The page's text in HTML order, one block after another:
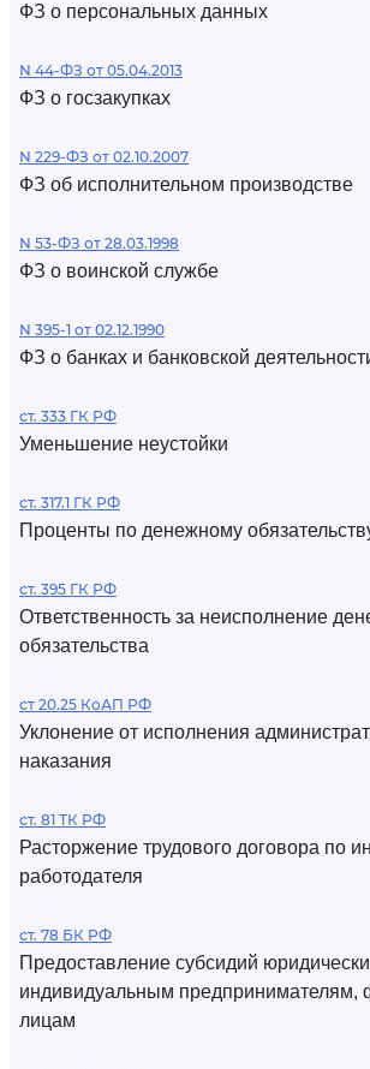
ФЗ о персональных данных
N 44-ФЗ от 05.04.2013
ФЗ о госзакупках
N 229-ФЗ от 02.10.2007
ФЗ об исполнительном производстве
N 53-ФЗ от 28.03.1998
ФЗ о воинской службе
N 395-1 от 02.12.1990
ФЗ о банках и банковской
ст. 333 ГК РФ
Уменьшение неустойки
ст. 317.1 ГК РФ
Проценты по денежному
ст. 395 ГК РФ
Ответственность за неисполнение
обязательства
ст 20.25 КоАП РФ
Уклонение от исполнения
наказания
ст. 81 ТК РФ
Расторжение трудового договора по
работодателя
ст. 78 БК РФ
Предоставление субсидий
индивидуальным предпринимателям,
лицам